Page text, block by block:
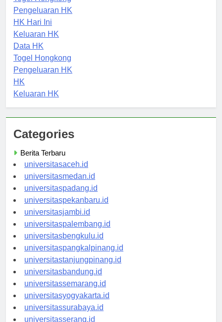
Togel Hongkong
Pengeluaran HK
HK Hari Ini
Keluaran HK
Data HK
Togel Hongkong
Pengeluaran HK
HK
Categories
Berita Terbaru
universitasaceh.id
universitasmedan.id
universitaspadang.id
universitaspekanbaru.id
universitasjambi.id
universitaspalembang.id
universitasbengkulu.id
universitaspangkalpinang.id
universitastanjungpinang.id
universitasbandung.id
universitassemarang.id
universitasyogyakarta.id
universitassurabaya.id